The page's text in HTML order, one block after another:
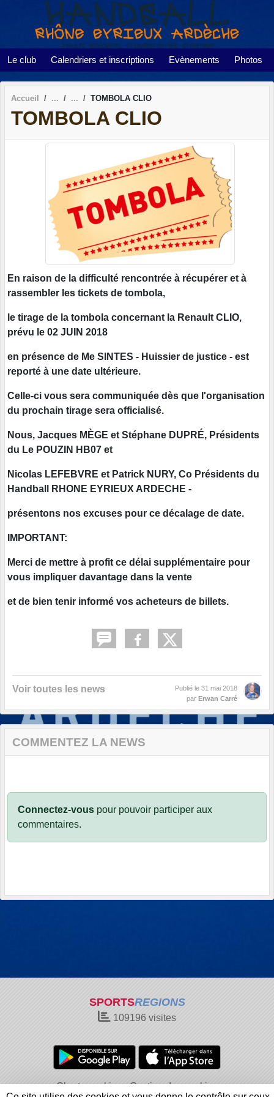
Le club Calendriers et inscriptions Evènements Photos
Accueil TOMBOLA CLIO
TOMBOLA CLIO
En raison de la difficulté rencontrée à récupérer et à
rassembler les tickets de tombola,
le tirage de la tombola concernant la Renault CLIO,
prévu le 02 JUIN 2018
en présence de Me SINTES - Huissier de justice - est
reporté à une date ultérieure.
Celle-ci vous sera communiquée dès que l'organisation
du prochain tirage sera officialisé.
Nous, Jacques MÈGE et Stéphane DUPRÉ, Présidents
du Le POUZIN HB07 et
Nicolas LEFEBVRE et Patrick NURY, Co Présidents du
Handball RHONE EYRIEUX ARDECHE -
présentons nos excuses pour ce décalage de date.
IMPORTANT:
Merci de mettre à profit ce délai supplémentaire pour
vous impliquer davantage dans la vente
et de bien tenir informé vos acheteurs de billets.
Voir toutes les news Publié le 31 mai 2018
par Erwan Carré
COMMENTEZ LA NEWS
Connectez-vous pour pouvoir participer aux
commentaires.
SPORTSREGIONS
109196 visites
Charte cookies
Gestion des cookies
Panneau de gestion des cookies